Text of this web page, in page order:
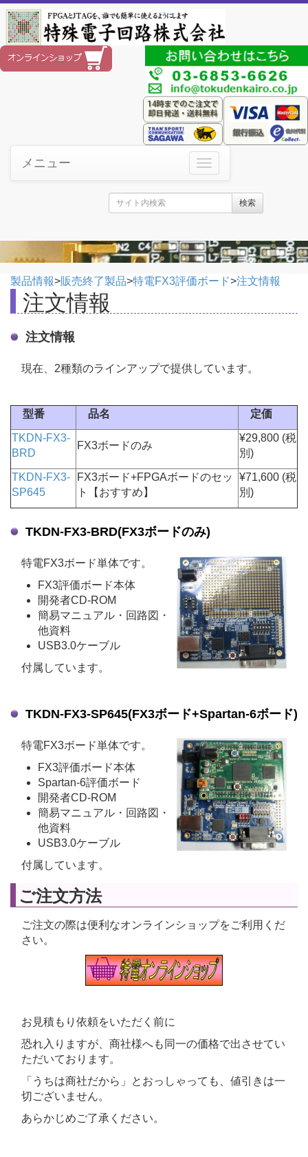
メニュー
検索
製品情報>販売終了製品>特電FX3評価ボード>注文情報
注文情報
注文情報
現在、2種類のラインアップで提供しています。
型番 品名 定価
TKDN-FX3-
BRD
FX3ボードのみ
¥29,800 (税
別)
TKDN-FX3-
SP645
FX3ボード+FPGAボードのセッ
ト【おすすめ】
¥71,600 (税
別)
TKDN-FX3-BRD(FX3ボードのみ)
特電FX3ボード単体です。
FX3評価ボード本体
開発者CD-ROM
簡易マニュアル・回路図・
他資料
USB3.0ケーブル
付属しています。
TKDN-FX3-SP645(FX3ボード+Spartan-6ボード)
特電FX3ボード単体です。
FX3評価ボード本体
Spartan-6評価ボード
開発者CD-ROM
簡易マニュアル・回路図・
他資料
USB3.0ケーブル
付属しています。
ご注文方法
ご注文の際は便利なオンラインショップをご利用くだ
さい。
お見積もり依頼をいただく前に
恐れ入りますが、商社様へも同一の価格で出させてい
ただいております。
「うちは商社だから」とおっしゃっても、値引きは一
切ございません。
あらかじめご了承ください。